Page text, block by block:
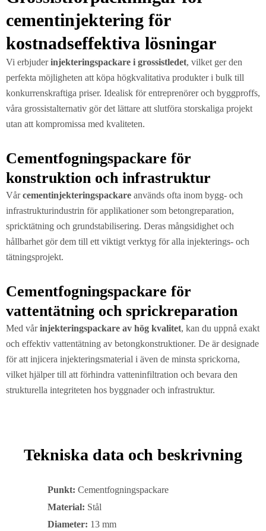
cementinjektering för
kostnadseffektiva lösningar
Vi erbjuderinjekteringspackare i grossistledet, vilket ger den
perfekta möjligheten att köpa högkvalitativa produkter i bulk till
konkurrenskraftiga priser. Idealisk för entreprenörer och byggproffs,
våra grossistalternativ gör det lättare att slutföra storskaliga projekt
utan att kompromissa med kvaliteten.
Cementfogningspackare för
konstruktion och infrastruktur
Vårcementinjekteringspackare används ofta inom bygg- och
infrastrukturindustrin för applikationer som betongreparation,
spricktätning och grundstabilisering. Deras mångsidighet och
hållbarhet gör dem till ett viktigt verktyg för alla injekterings- och
tätningsprojekt.
Cementfogningspackare för
vattentätning och sprickreparation
Med vårinjekteringspackare av hög kvalitet, kan du uppnå exakt
och effektiv vattentätning av betongkonstruktioner. De är designade
för att injicera injekteringsmaterial i även de minsta sprickorna,
vilket hjälper till att förhindra vatteninfiltration och bevara den
strukturella integriteten hos byggnader och infrastruktur.
Tekniska data och beskrivning
Punkt: Cementfogningspackare
Material: Stål
Diameter: 13 mm